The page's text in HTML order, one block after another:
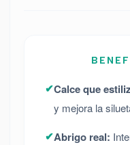
✔Calce que
y mejora la
✔Abrigo real: